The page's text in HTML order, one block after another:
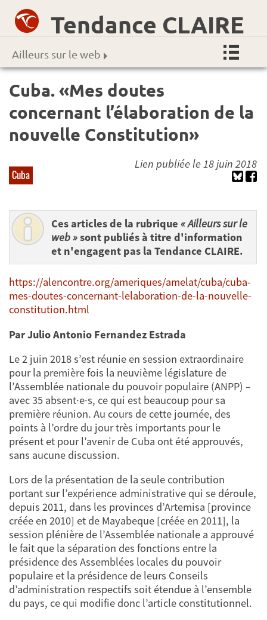
Tendance CLAIRE
Ailleurs sur le web
Cuba. «Mes doutes
concernant l’élaboration de la
nouvelle Constitution»
Cuba
Lien publiée le 18 juin 2018
Ces articles de la rubrique « Ailleurs sur le
web »sont publiés à titre d'information
et n'engagent pas la Tendance CLAIRE.
https://alencontre.org/ameriques/amelat/cuba/cuba-
mes-doutes-concernant-lelaboration-de-la-nouvelle-
constitution.html
Par Julio Antonio Fernandez Estrada
Le 2 juin 2018 s’est réunie en session extraordinaire
pour la première fois la neuvième législature de
l’Assemblée nationale du pouvoir populaire (ANPP) –
avec 35 absent·e·s, ce qui est beaucoup pour sa
première réunion. Au cours de cette journée, des
points à l’ordre du jour très importants pour le
présent et pour l’avenir de Cuba ont été approuvés,
sans aucune discussion.
Lors de la présentation de la seule contribution
portant sur l’expérience administrative qui se déroule,
depuis 2011, dans les provinces d’Artemisa [province
créée en 2010] et de Mayabeque [créée en 2011], la
session plénière de l’Assemblée nationale a approuvé
le fait que la séparation des fonctions entre la
présidence des Assemblées locales du pouvoir
populaire et la présidence de leurs Conseils
d’administration respectifs soit étendue à l’ensemble
du pays, ce qui modifie donc l’article constitutionnel.